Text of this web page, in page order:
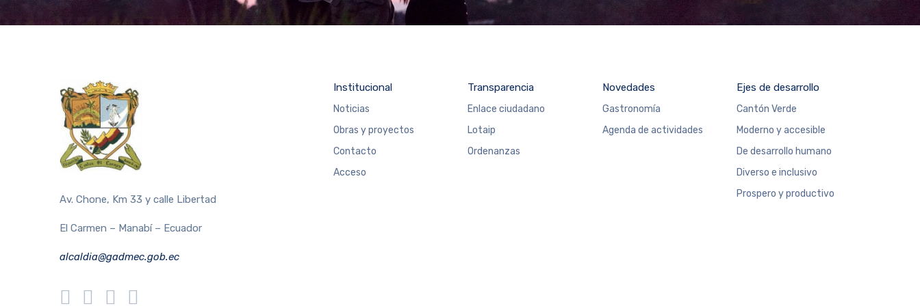
Av. Chone, Km 33 y calle Libertad
El Carmen – Manabí – Ecuador
alcaldia@gadmec.gob.ec
Institucional
Noticias
Obras y proyectos
Contacto
Acceso
Transparencia
Enlace ciudadano
Lotaip
Ordenanzas
Novedades
Gastronomía
Agenda de actividades
Ejes de desarrollo
Cantón Verde
Moderno y accesible
De desarrollo humano
Diverso e inclusivo
Prospero y productivo